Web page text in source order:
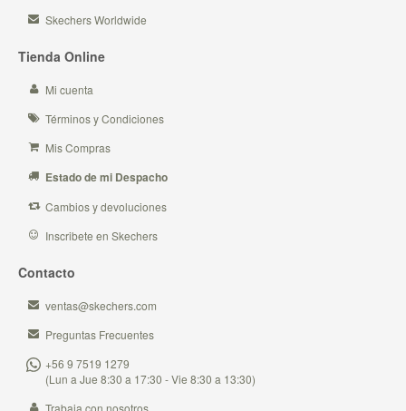
Skechers Worldwide
Tienda Online
Mi cuenta
Términos y Condiciones
Mis Compras
Estado de mi Despacho
Cambios y devoluciones
Inscribete en Skechers
Contacto
ventas@skechers.com
Preguntas Frecuentes
+56 9 7519 1279
(Lun a Jue 8:30 a 17:30 - Vie 8:30 a 13:30)
Trabaja con nosotros